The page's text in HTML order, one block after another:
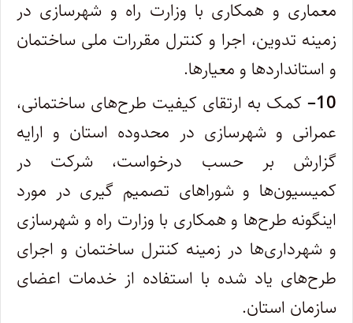
معماری و همکاری با وزارت راه و شهرسازی در
زمینه تدوین، اجرا و کنترل مقررات ملی‌ ساختمان
و استانداردها و معیارها.
10
– کمک به ارتقای کیفیت طرح‌های ساختمانی،
عمرانی و شهرسازی در محدوده استان و ارایه
گزارش بر حسب درخواست، شرکت در‌
کمیسیون‌ها و شوراهای تصمیم‌ گیری در مورد
اینگونه طرح‌ها و همکاری با وزارت راه و شهرسازی
و شهرداری‌ها در زمینه کنترل ساختمان و اجرای‌
طرح‌های یاد شده با استفاده از خدمات اعضای
سازمان استان.